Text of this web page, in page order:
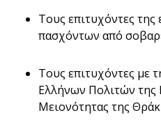
Τους επιτυχόντες της
πασχόντων από
Τους επιτυχόντες με
Ελλήνων Πολιτών
Μειονότητας της